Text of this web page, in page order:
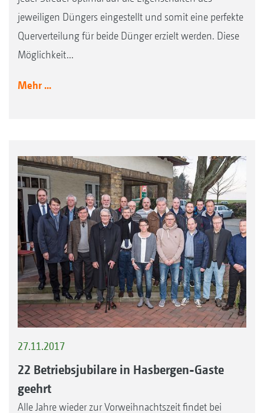
jeweiligen Düngers eingestellt und somit eine perfekte
Querverteilung für beide Dünger erzielt werden. Diese
Möglichkeit...
Mehr ...
27.11.2017
22 Betriebsjubilare in Hasbergen-Gaste
geehrt
Alle Jahre wieder zur Vorweihnachtszeit findet bei